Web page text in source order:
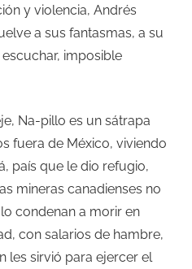
y violencia, Andrés
a sus fantasmas, a su
imposible
Na-pillo es un sátrapa
fuera de México, viviendo
país que le dio refugio,
mineras canadienses no
condenan a morir en
con salarios de hambre,
les sirvió para ejercer el